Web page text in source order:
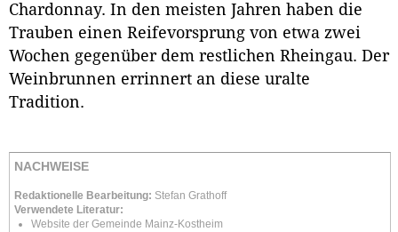
Chardonnay. In den meisten Jahren haben die
Trauben einen Reifevorsprung von etwa zwei
Wochen gegenüber dem restlichen Rheingau. Der
Weinbrunnen errinnert an diese uralte
Tradition.
NACHWEISE
Redaktionelle Bearbeitung: Stefan Grathoff
Verwendete Literatur:
Website der Gemeinde Mainz-Kostheim